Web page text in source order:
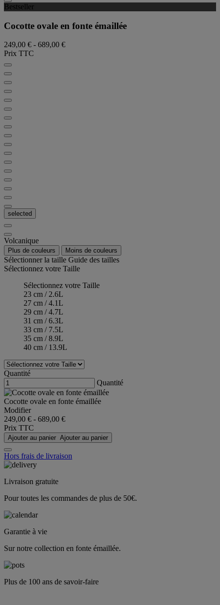
Bestseller
Cocotte ovale en fonte émaillée
249,00 € - 689,00 €
Prix TTC
selected
Volcanique
Plus de couleurs Moins de couleurs
Sélectionner la taille Guide des tailles
Sélectionnez votre Taille
Sélectionnez votre Taille
23 cm / 2.6L
27 cm / 4.1L
29 cm / 4.7L
31 cm / 6.3L
33 cm / 7.5L
35 cm / 8.9L
40 cm / 13.9L
Quantité
Quantité
Cocotte ovale en fonte émaillée
Modifier
249,00 € - 689,00 €
Prix TTC
Ajouter au panier Ajouter au panier
Hors frais de livraison
Livraison gratuite
Pour toutes les commandes de plus de 50€.
Garantie à vie
Sur notre collection en fonte émaillée.
Plus de 100 ans de savoir-faire